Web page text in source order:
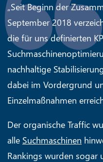
„Seit Beginn der
September 2018
die für uns definierten
nachhaltige
dabei im Vordergrund
Einzelmaßnahmen
Der organische Traffic
alle Suchmaschinen
Rankings wurden sogar